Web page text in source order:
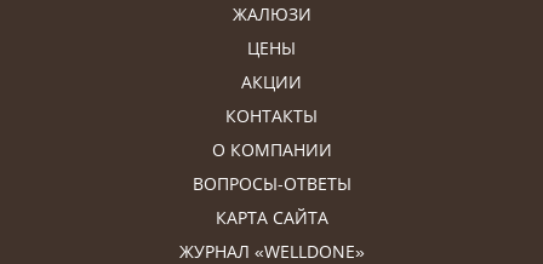
ЖАЛЮЗИ
ЦЕНЫ
АКЦИИ
КОНТАКТЫ
О КОМПАНИИ
ВОПРОСЫ-ОТВЕТЫ
КАРТА САЙТА
ЖУРНАЛ «WELLDONE»